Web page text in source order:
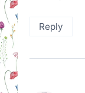
Reply